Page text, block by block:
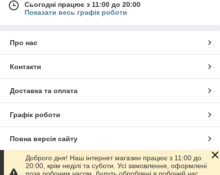
Сьогодні працює з 11:00 до 20:00
Показати весь графік роботи
Про нас
Контакти
Доставка та оплата
Графік роботи
Повна версія сайту
Сайт створено на маркетплейсіProm.ua
Доброго дня! Наш інтернет магазин працює з 11:00 до
20:00, крім неділі та суботи. Усі замовлення, оформлені